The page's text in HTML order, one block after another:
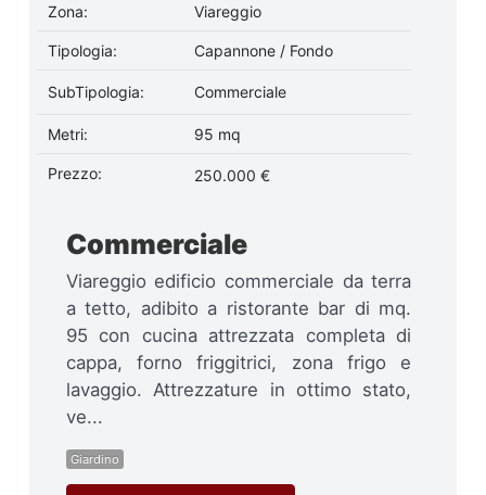
Zona: Viareggio
Tipologia: Capannone / Fondo
SubTipologia: Commerciale
Metri: 95 mq
Prezzo: 250.000 €
Commerciale
Viareggio edificio commerciale da terra
a tetto, adibito a ristorante bar di mq.
95 con cucina attrezzata completa di
cappa, forno friggitrici, zona frigo e
lavaggio. Attrezzature in ottimo stato,
ve...
Giardino